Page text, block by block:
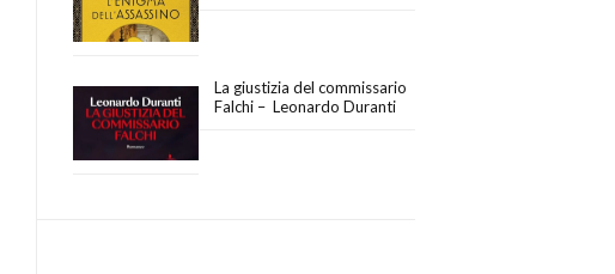
La giustizia del commissario
Falchi – Leonardo Duranti